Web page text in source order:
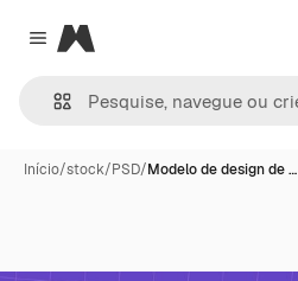
Close menu
Magnific
Início/stock/PSD/Modelo de design de …